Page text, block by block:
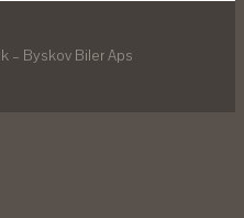
– Byskov Biler Aps